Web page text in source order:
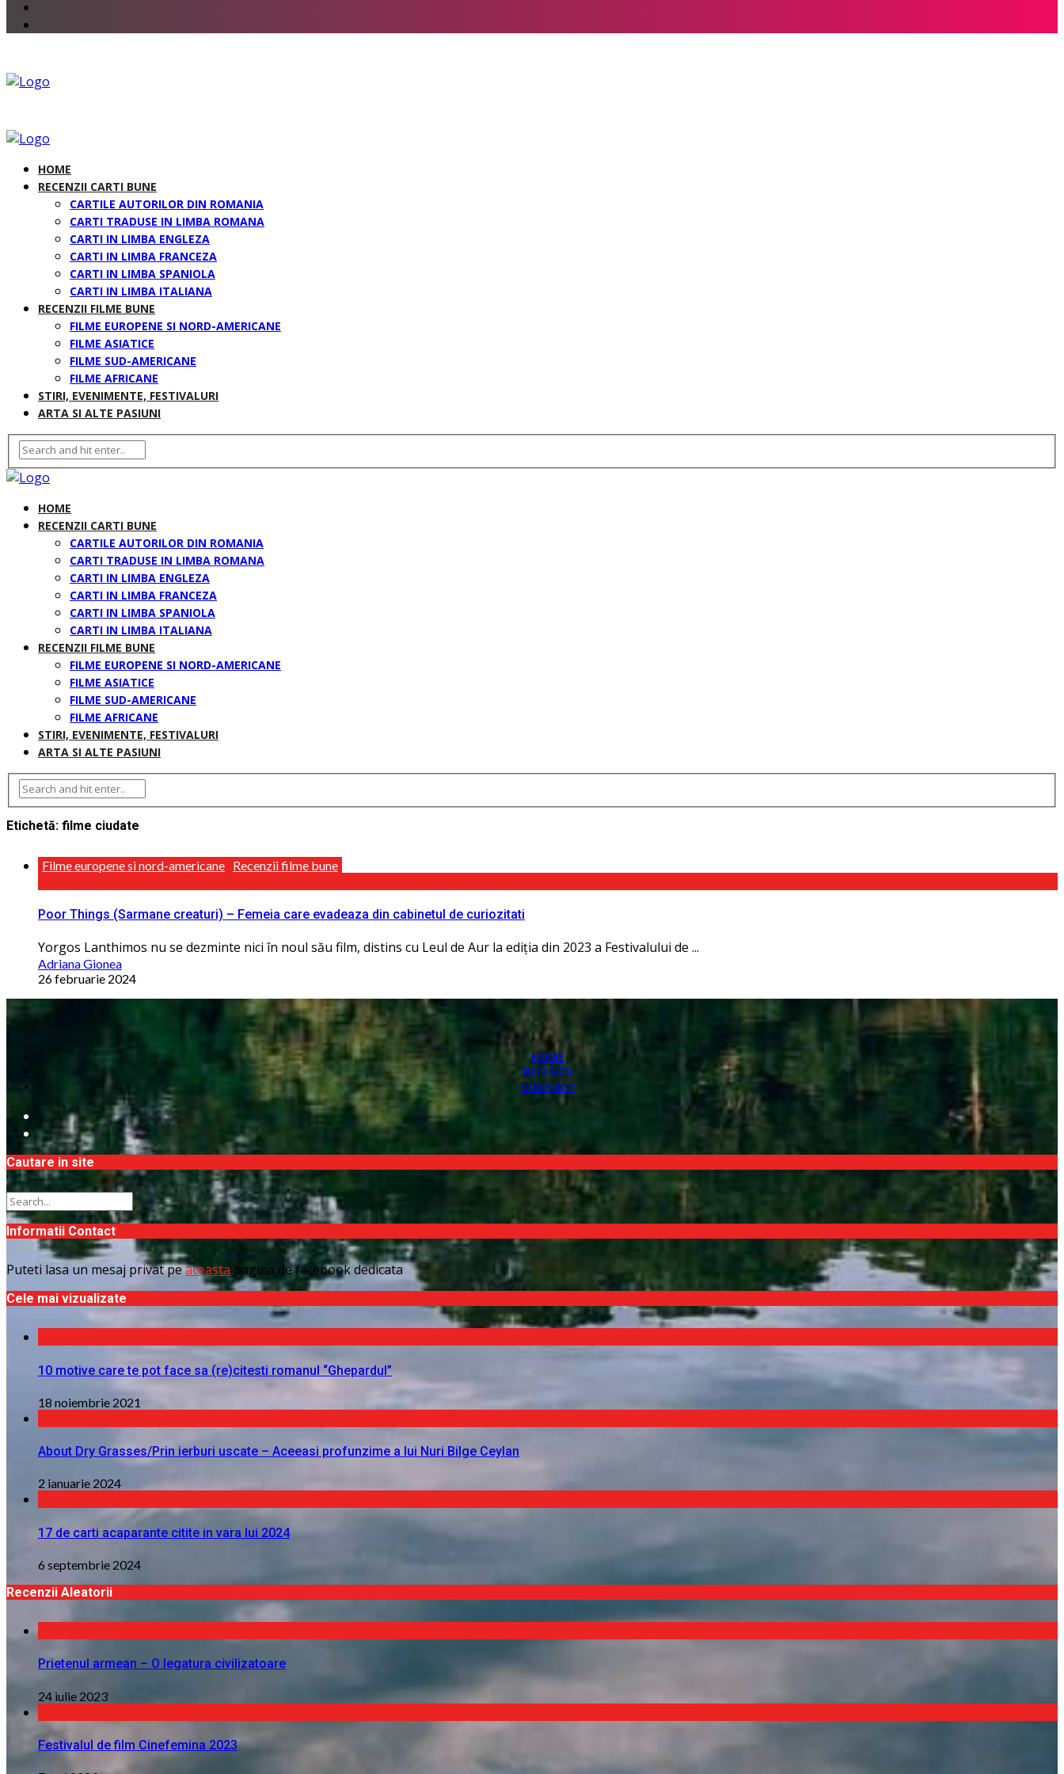
HOME
RECENZII CARTI BUNE
CARTILE AUTORILOR DIN ROMANIA
CARTI TRADUSE IN LIMBA ROMANA
CARTI IN LIMBA ENGLEZA
CARTI IN LIMBA FRANCEZA
CARTI IN LIMBA SPANIOLA
CARTI IN LIMBA ITALIANA
RECENZII FILME BUNE
FILME EUROPENE SI NORD-AMERICANE
FILME ASIATICE
FILME SUD-AMERICANE
FILME AFRICANE
STIRI, EVENIMENTE, FESTIVALURI
ARTA SI ALTE PASIUNI
HOME
RECENZII CARTI BUNE
CARTILE AUTORILOR DIN ROMANIA
CARTI TRADUSE IN LIMBA ROMANA
CARTI IN LIMBA ENGLEZA
CARTI IN LIMBA FRANCEZA
CARTI IN LIMBA SPANIOLA
CARTI IN LIMBA ITALIANA
RECENZII FILME BUNE
FILME EUROPENE SI NORD-AMERICANE
FILME ASIATICE
FILME SUD-AMERICANE
FILME AFRICANE
STIRI, EVENIMENTE, FESTIVALURI
ARTA SI ALTE PASIUNI
Etichetă: filme ciudate
Filme europene si nord-americane Recenzii filme bune
Poor Things (Sarmane creaturi) – Femeia care evadeaza din cabinetul de curiozitati
Yorgos Lanthimos nu se dezminte nici în noul său film, distins cu Leul de Aur la ediţia din 2023 a Festivalului de ...
Adriana Gionea
26 februarie 2024
HOME
RECENZII
CONTACT
Cautare in site
Informatii Contact
Puteti lasa un mesaj privat peaceasta pagina de facebook dedicata
Cele mai vizualizate
10 motive care te pot face sa (re)citesti romanul “Ghepardul”
18 noiembrie 2021
About Dry Grasses/Prin ierburi uscate – Aceeasi profunzime a lui Nuri Bilge Ceylan
2 ianuarie 2024
17 de carti acaparante citite in vara lui 2024
6 septembrie 2024
Recenzii Aleatorii
Prietenul armean – O legatura civilizatoare
24 iulie 2023
Festivalul de film Cinefemina 2023